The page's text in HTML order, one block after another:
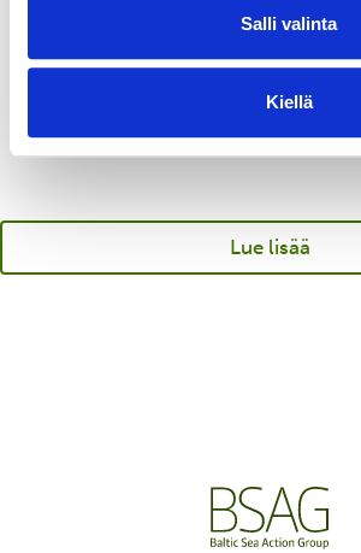
Salli valinta
Kiellä
Vastuullinen merenkulku -hankkeesta
Lue lisää